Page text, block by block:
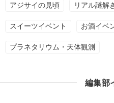
アジサイの見頃 リアル謎解
スイーツイベント お酒イベ
プラネタリウム・天体観測
編集部